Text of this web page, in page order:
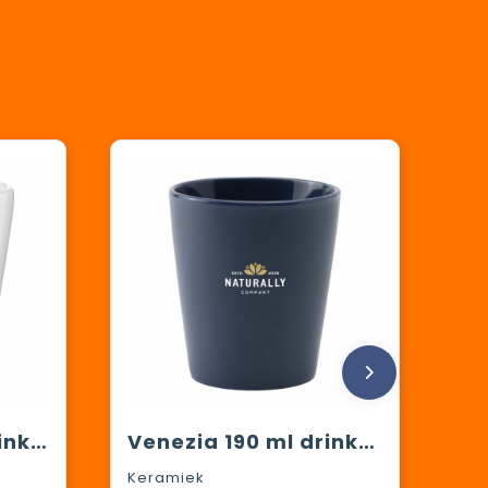
Palermo 210 ml drinkbeker Venezia 190 ml drinkbeker
Keramiek